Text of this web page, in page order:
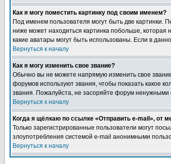
Как я могу поместить картинку под своим именем?
Под именем пользователя могут быть две картинки.
ниже может находиться картинка побольше, которая
какие аватары могут быть использованы. Если в
Вернуться к началу
Как я могу изменить свое звание?
Обычно вы не можете напрямую изменить свое
форумов используют звания, чтобы показать какое
звания. Пожалуйста, не засоряйте форум ненужными
Вернуться к началу
Когда я щёлкаю по ссылке «Отправить e-mail», от
Только зарегистрированные пользователи могут
злоупотребления системой e-mail анонимными
Вернуться к началу